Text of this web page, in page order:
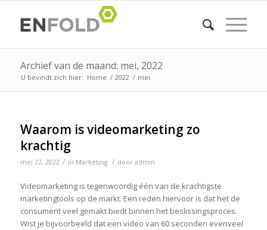
Archief van de maand: mei, 2022
U bevindt zich hier: Home / 2022 / mei
Waarom is videomarketing zo
krachtig
mei 22, 2022 / in Marketing / door admin
Videomarketing is tegenwoordig één van de krachtigste
marketingtools op de markt. Een reden hiervoor is dat het de
consument veel gemakt biedt binnen het beslissingsproces.
Wist je bijvoorbeeld dat een video van 60 seconden evenveel